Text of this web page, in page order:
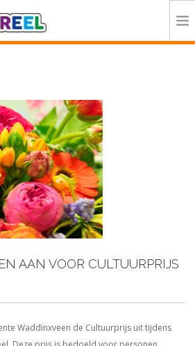
AAN VOOR CULTUURPRIJS
Waddinxveen de Cultuurprijs uit tijdens